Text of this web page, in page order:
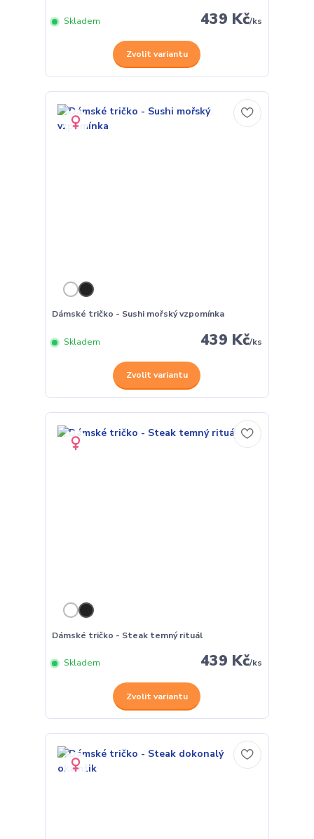
439 Kč/ks
Skladem
Zvolit variantu
Dámské tričko - Sushi mořský vzpomínka
439 Kč/ks
Skladem
Zvolit variantu
Dámské tričko - Steak temný rituál
439 Kč/ks
Skladem
Zvolit variantu